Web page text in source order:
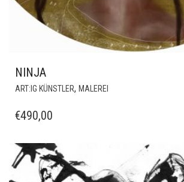
NINJA
ART:IG KÜNSTLER, MALEREI
€490,00